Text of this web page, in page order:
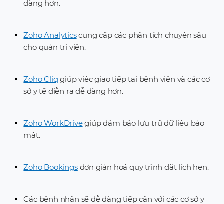
dàng hơn.
Zoho Analyticscung cấp các phân tích chuyên sâu
cho quản trị viên.
Zoho Cliq giúp việc giao tiếp tại bệnh viện và các cơ
sở y tế diễn ra dễ dàng hơn.
Zoho WorkDrivegiúp đảm bảo lưu trữ dữ liệu bảo
mật.
Zoho Bookingsđơn giản hoá quy trình đặt lịch hẹn.
Các bệnh nhân sẽ dễ dàng tiếp cận với các cơ sở y